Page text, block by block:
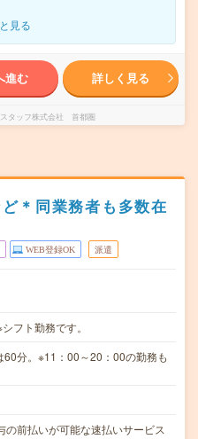
見る
進む 詳しく見る
タッフ株式会社 首都圏
＊同業務者も多数在
WEB登録OK 派遣
フト勤務です。
分。※11：00～20：00の勤務も
前払いが可能な速払いサービス